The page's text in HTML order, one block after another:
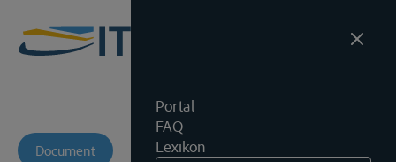
Portal
FAQ
Lexikon
Document